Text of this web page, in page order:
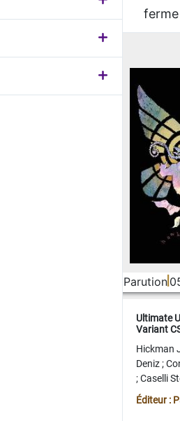
ferme
Parution
Ultimate
Variant
Hickman
Deniz;
;Caselli
Juan
Éditeur :